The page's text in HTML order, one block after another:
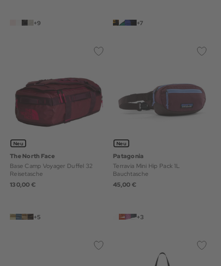
+9 +7
Neu
The North Face
Base Camp Voyager Duffel 32
Reisetasche
130,00 €
+5
Neu
Patagonia
Terravia Mini Hip Pack 1L
Bauchtasche
45,00 €
+3